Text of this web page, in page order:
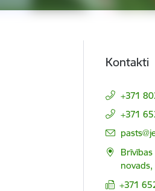
Kontakti
+371
+371
E-pasts:
novads,
+371